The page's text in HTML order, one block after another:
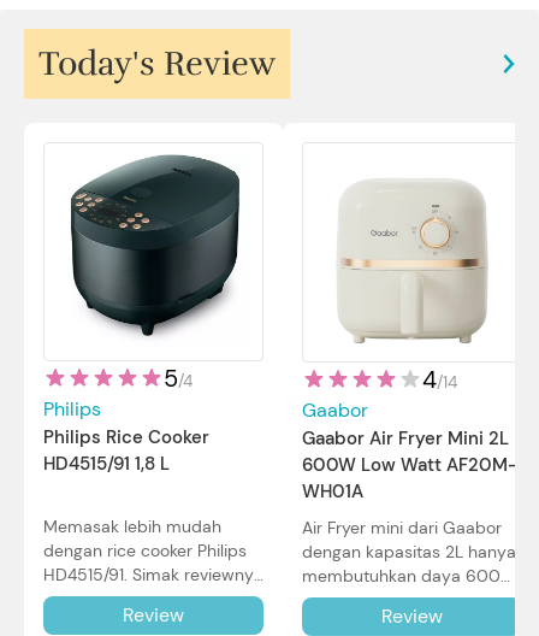
Today's Review
5/4
Philips
Philips Rice Cooker
HD4515/91 1,8 L
Memasak lebih mudah
dengan rice cooker Philips
HD4515/91. Simak reviewnya
di sini.
Review
4/14
Gaabor
Gaabor Air Fryer Mini 2L
600W Low Watt AF20M-
WH01A
Air Fryer mini dari Gaabor
dengan kapasitas 2L hanya
membutuhkan daya 600W
dalam pemakaian. Simak
review selengkapnya di sini.
Review